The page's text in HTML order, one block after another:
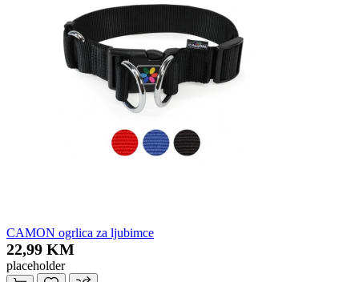
CAMON ogrlica za ljubimce
22,99 KM
placeholder